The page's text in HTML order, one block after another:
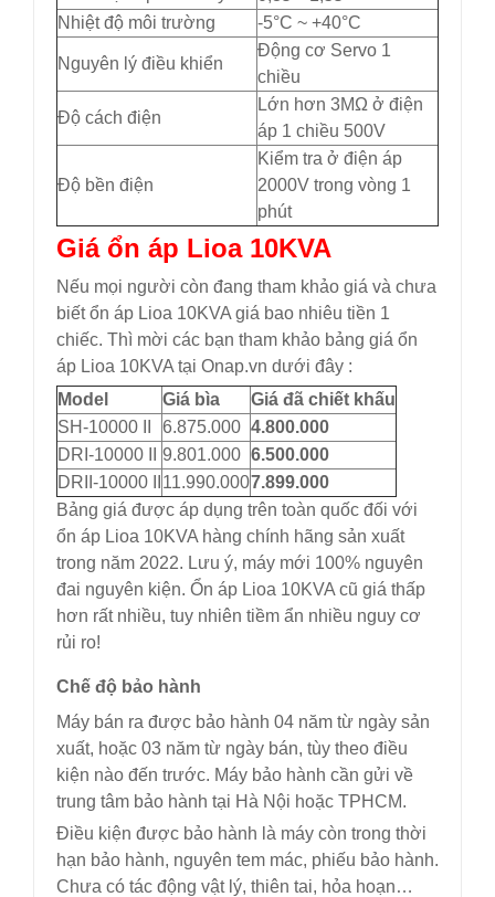
Nhiệt độ môi trường
-5°C ~ +40°C
Nguyên lý điều khiển
Động cơ Servo 1
chiều
Độ cách điện
Lớn hơn 3MΩ ở điện
áp 1 chiều 500V
Độ bền điện
Kiểm tra ở điện áp
2000V trong vòng 1
phút
Giá ổn áp Lioa 10KVA
Nếu mọi người còn đang tham khảo giá và chưa
biết ổn áp Lioa 10KVA giá bao nhiêu tiền 1
chiếc. Thì mời các bạn tham khảo bảng giá ổn
áp Lioa 10KVA tại Onap.vn dưới đây :
Model
Giá bìa
Giá đã chiết khấu
SH-10000 II
6.875.000 4.800.000
DRI-10000 II
9.801.000 6.500.000
DRII-10000 II
11.990.0007.899.000
Bảng giá được áp dụng trên toàn quốc đối với
ổn áp Lioa 10KVA hàng chính hãng sản xuất
trong năm 2022. Lưu ý, máy mới 100% nguyên
đai nguyên kiện. Ổn áp Lioa 10KVA cũ giá thấp
hơn rất nhiều, tuy nhiên tiềm ẩn nhiều nguy cơ
rủi ro!
Chế độ bảo hành
Máy bán ra được bảo hành 04 năm từ ngày sản
xuất, hoặc 03 năm từ ngày bán, tùy theo điều
kiện nào đến trước. Máy bảo hành cần gửi về
trung tâm bảo hành tại Hà Nội hoặc TPHCM.
Điều kiện được bảo hành là máy còn trong thời
hạn bảo hành, nguyên tem mác, phiếu bảo hành.
Chưa có tác động vật lý, thiên tai, hỏa hoạn…